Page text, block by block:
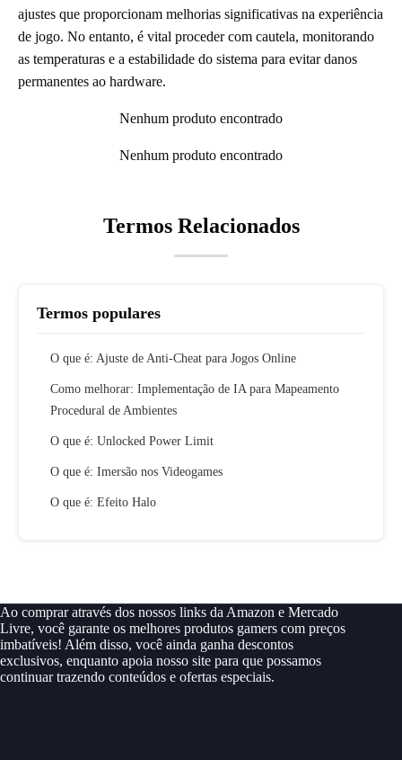
ajustes que proporcionam melhorias significativas na experiência
de jogo. No entanto, é vital proceder com cautela, monitorando
as temperaturas e a estabilidade do sistema para evitar danos
permanentes ao hardware.
Nenhum produto encontrado
Nenhum produto encontrado
Termos Relacionados
Termos populares
O que é: Ajuste de Anti-Cheat para Jogos Online
Como melhorar: Implementação de IA para Mapeamento
Procedural de Ambientes
O que é: Unlocked Power Limit
O que é: Imersão nos Videogames
O que é: Efeito Halo
Ao comprar através dos nossos links da Amazon e Mercado
Livre, você garante os melhores produtos gamers com preços
imbatíveis! Além disso, você ainda ganha descontos
exclusivos, enquanto apoia nosso site para que possamos
continuar trazendo conteúdos e ofertas especiais.